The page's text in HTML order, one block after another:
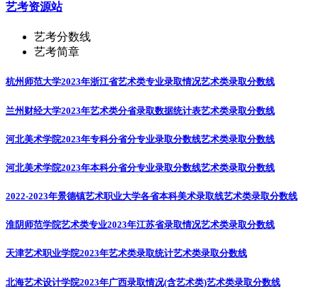
艺考资源站
艺考分数线
艺考简章
杭州师范大学2023年浙江省艺术类专业录取情况艺术类录取分数线
兰州财经大学2023年艺术类分省录取数据统计表艺术类录取分数线
河北美术学院2023年专科分省分专业录取分数线艺术类录取分数线
河北美术学院2023年本科分省分专业录取分数线艺术类录取分数线
2022-2023年景德镇艺术职业大学各省本科美术录取线艺术类录取分数线
淮阴师范学院艺术类专业2023年江苏省录取情况艺术类录取分数线
天津艺术职业学院2023年艺术类录取统计艺术类录取分数线
北海艺术设计学院2023年广西录取情况(含艺术类)艺术类录取分数线